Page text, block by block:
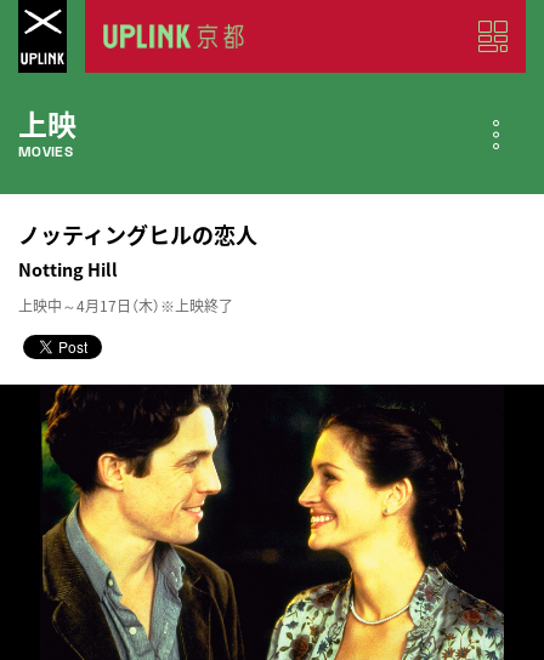
上映
MOVIES
公開中の作品
近日公開の作品
COMING SOON
今月のスケジュール
MONTHLY SCHEDULE
ノッティングヒルの恋人
Notting Hill
上映中～4月17日（木）※上映終了